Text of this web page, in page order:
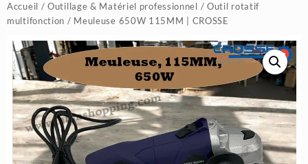
Accueil /Outillage & Matériel professionnel / Outil rotatif
multifonction / Meuleuse 650W 115MM | CROSSE